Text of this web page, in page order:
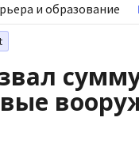
и образование